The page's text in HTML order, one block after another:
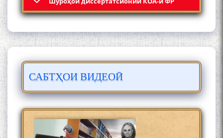
САБТҲОИ ВИДЕОӢ
Сайре дар Осорхона
Муҳаммадҷон Раҳимӣ